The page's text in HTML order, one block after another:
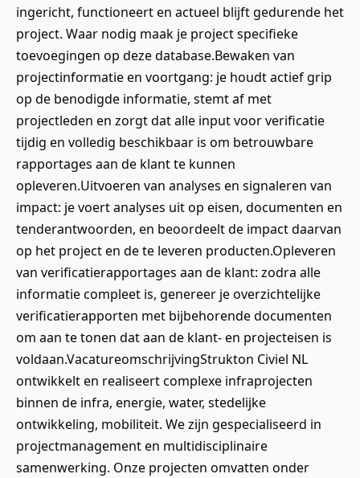
ingericht, functioneert en actueel blijft gedurende het
project. Waar nodig maak je project specifieke
toevoegingen op deze database.Bewaken van
projectinformatie en voortgang: je houdt actief grip
op de benodigde informatie, stemt af met
projectleden en zorgt dat alle input voor verificatie
tijdig en volledig beschikbaar is om betrouwbare
rapportages aan de klant te kunnen
opleveren.Uitvoeren van analyses en signaleren van
impact: je voert analyses uit op eisen, documenten en
tenderantwoorden, en beoordeelt de impact daarvan
op het project en de te leveren producten.Opleveren
van verificatierapportages aan de klant: zodra alle
informatie compleet is, genereer je overzichtelijke
verificatierapporten met bijbehorende documenten
om aan te tonen dat aan de klant- en projecteisen is
voldaan.VacatureomschrijvingStrukton Civiel NL
ontwikkelt en realiseert complexe infraprojecten
binnen de infra, energie, water, stedelijke
ontwikkeling, mobiliteit. We zijn gespecialiseerd in
projectmanagement en multidisciplinaire
samenwerking. Onze projecten omvatten onder